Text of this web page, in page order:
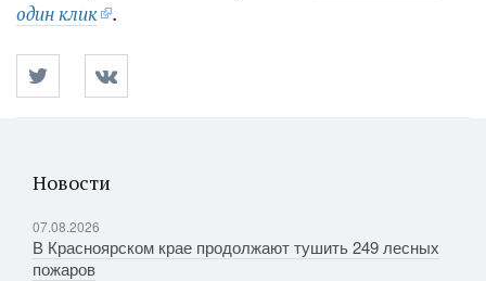
один клик
.
Новости
07.08.2026
В Красноярском крае продолжают тушить 249 лесных
пожаров